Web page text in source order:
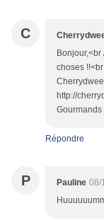
C
choses
http://
Gourmands
Répondre
P Pauline 08/